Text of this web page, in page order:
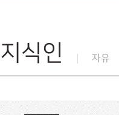
지식인 자유